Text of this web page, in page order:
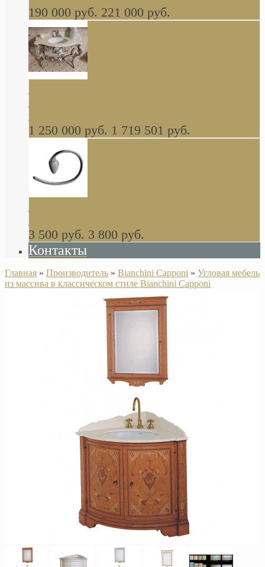
190 000 руб. 221 000 руб.
стиле барокко, из массива дерева, светло
коричневый матовый окрас + серебро
1 250 000 руб. 1 719 501 руб.
Khala Colombo аксессуары (серия) В
НАЛИЧИИ
3 500 руб. 3 800 руб.
Контакты
Главная » Производитель » Bianchini Capponi » Угловая мебель
из массива в классическом стиле Bianchini Capponi